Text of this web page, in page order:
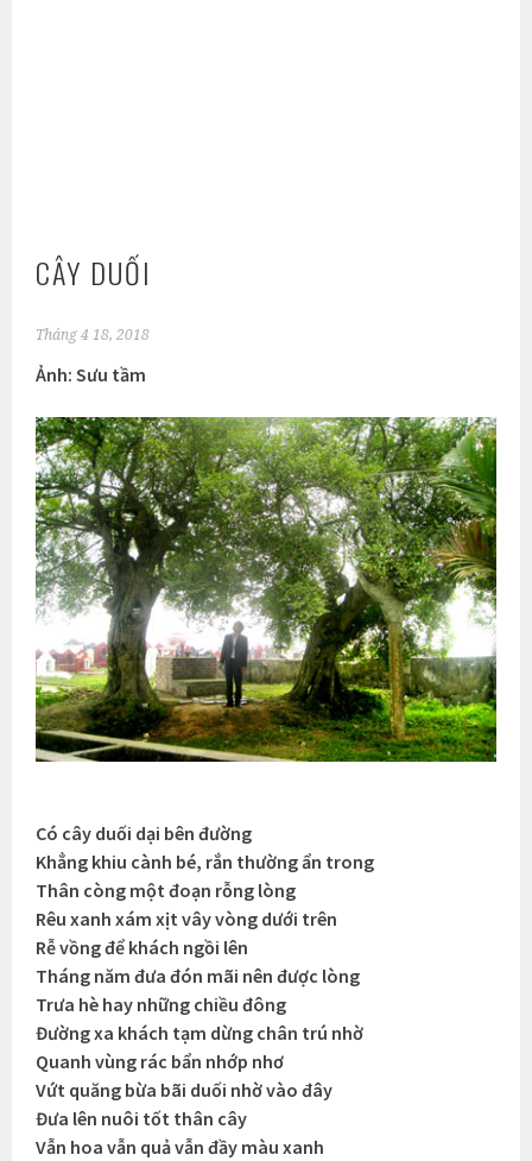
CÂY DUỐI
Tháng 4 18, 2018
Ảnh: Sưu tầm
Có cây duối dại bên đường
Khẳng khiu cành bé, rắn thường ẩn trong
Thân còng một đoạn rỗng lòng
Rêu xanh xám xịt vây vòng dưới trên
Rễ vồng để khách ngồi lên
Tháng năm đưa đón mãi nên được lòng
Trưa hè hay những chiều đông
Đường xa khách tạm dừng chân trú nhờ
Quanh vùng rác bẩn nhớp nhơ
Vứt quăng bừa bãi duối nhờ vào đây
Đưa lên nuôi tốt thân cây
Vẫn hoa vẫn quả vẫn đầy màu xanh